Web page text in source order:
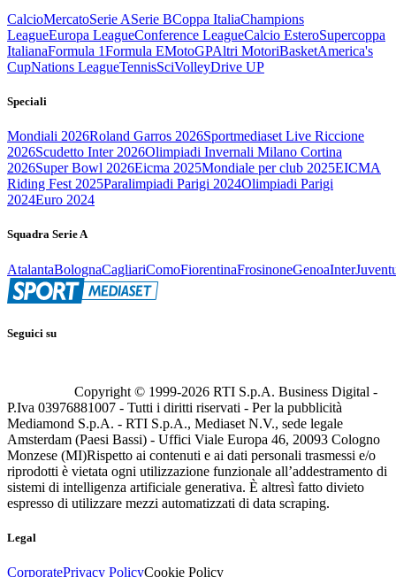
CalcioMercatoSerie ASerie BCoppa ItaliaChampions
LeagueEuropa LeagueConference LeagueCalcio EsteroSupercoppa
ItalianaFormula 1Formula EMotoGPAltri MotoriBasketAmerica's
CupNations LeagueTennisSciVolleyDrive UP
Speciali
Mondiali 2026Roland Garros 2026Sportmediaset Live Riccione
2026Scudetto Inter 2026Olimpiadi Invernali Milano Cortina
2026Super Bowl 2026Eicma 2025Mondiale per club 2025EICMA
Riding Fest 2025Paralimpiadi Parigi 2024Olimpiadi Parigi
2024Euro 2024
Squadra Serie A
AtalantaBolognaCagliariComoFiorentinaFrosinoneGenoaInter
Seguici su
Copyright © 1999-2026 RTI S.p.A. Business Digital -
P.Iva 03976881007 - Tutti i diritti riservati - Per la pubblicità
Mediamond S.p.A. - RTI S.p.A., Mediaset N.V., sede legale
Amsterdam (Paesi Bassi) - Uffici Viale Europa 46, 20093 Cologno
Monzese (MI)Rispetto ai contenuti e ai dati personali trasmessi e/o
riprodotti è vietata ogni utilizzazione funzionale all’addestramento di
sistemi di intelligenza artificiale generativa. È altresì fatto divieto
espresso di utilizzare mezzi automatizzati di data scraping.
Legal
CorporatePrivacy PolicyCookie Policy